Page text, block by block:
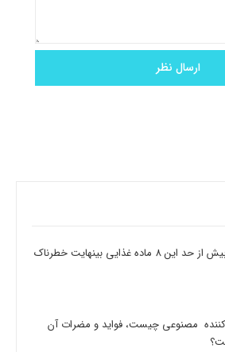
مصرف بیش از حد این 8 ماده غذایی بینهایت خطرناک
مصنوعی چیست، فواید و مضرات آن